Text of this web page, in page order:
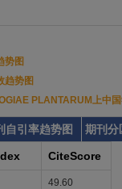
势图
趋势图
PLANTARUM上中
自引率趋势图
期刊分
CiteScore
49.60